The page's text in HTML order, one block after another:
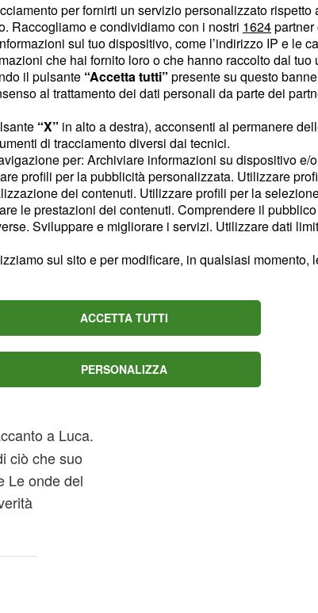
dell'ex
la sua
potrà
anche da
le
la guida di
di
non
suo
a Luca.
ciò che suo
Le onde del
per fornirti un servizio personalizzato rispetto
Raccogliamo e condividiamo con i nostri 1624
sul tuo dispositivo, come l’indirizzo IP e le
che hai fornito loro o che hanno raccolto dal
il pulsante “Accetta tutti” presente su questo
al trattamento dei dati personali da parte dei
“X” in alto a destra), acconsenti al permanere
di tracciamento diversi dai tecnici.
per: Archiviare informazioni su dispositivo e/
profili per la pubblicità personalizzata. Utilizzare
dei contenuti. Utilizzare profili per la
le prestazioni dei contenuti. Comprendere il
Sviluppare e migliorare i servizi. Utilizzare dati
sul sito e per modificare, in qualsiasi momento,
ACCETTA TUTTI
PERSONALIZZA